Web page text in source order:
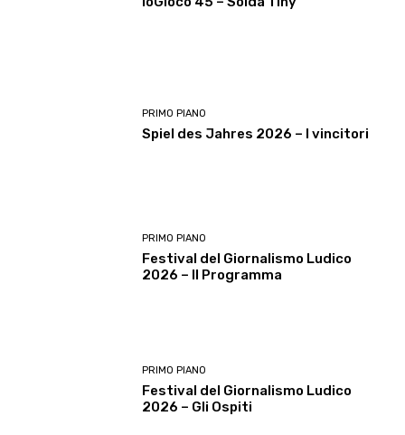
PRIMO PIANO
Spiel des Jahres 2026 – I vincitori
PRIMO PIANO
Festival del Giornalismo Ludico
2026 – Il Programma
PRIMO PIANO
Festival del Giornalismo Ludico
2026 – Gli Ospiti